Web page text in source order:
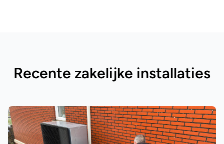
Recente zakelijke installaties